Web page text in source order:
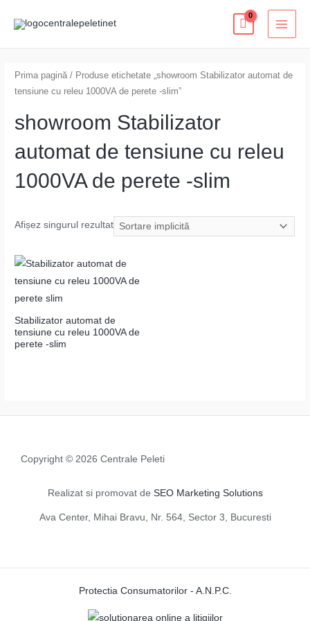
Prima pagină / Produse etichetate „showroom Stabilizator automat de
tensiune cu releu 1000VA de perete -slim”
showroom Stabilizator
automat de tensiune cu releu
1000VA de perete -slim
Afișez singurul rezultat
Stabilizator automat de
tensiune cu releu 1000VA de
perete -slim
Copyright © 2026 Centrale Peleti
Realizat si promovat de SEO Marketing Solutions
Ava Center, Mihai Bravu, Nr. 564, Sector 3, Bucuresti
Protectia Consumatorilor - A.N.P.C.